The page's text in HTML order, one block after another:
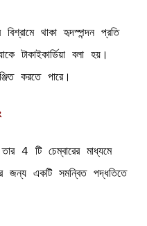
থাকা হৃদস্পন্দন প্রতি
টাকাইকার্ডিয়া বলা হয়।
করতে পারে।
4 টি চেম্বারের মাধ্যমে
জন্য একটি সমন্বিত পদ্ধতিতে